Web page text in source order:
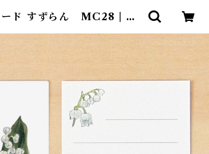
ード すずらん MC28 | ポ